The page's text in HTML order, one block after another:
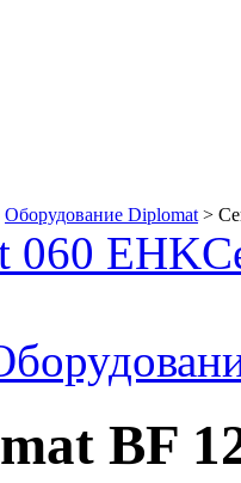
Оборудование Diplomat >
060 EHK
BF